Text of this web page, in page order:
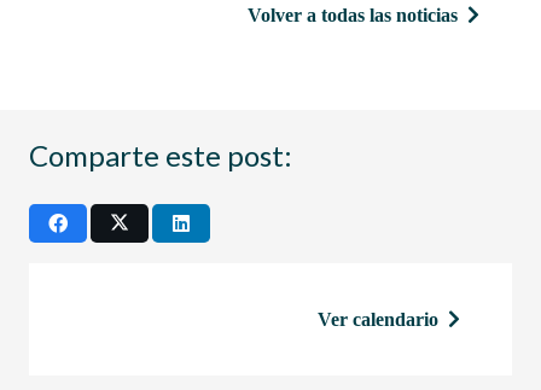
Volver a todas las noticias
Comparte este post:
Ver calendario